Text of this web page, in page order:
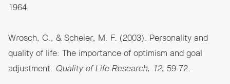
1964.
Wrosch, C., & Scheier, M. F. (2003). Personality and
quality of life: The importance of optimism and goal
adjustment. Quality of Life Research, 12, 59-72.